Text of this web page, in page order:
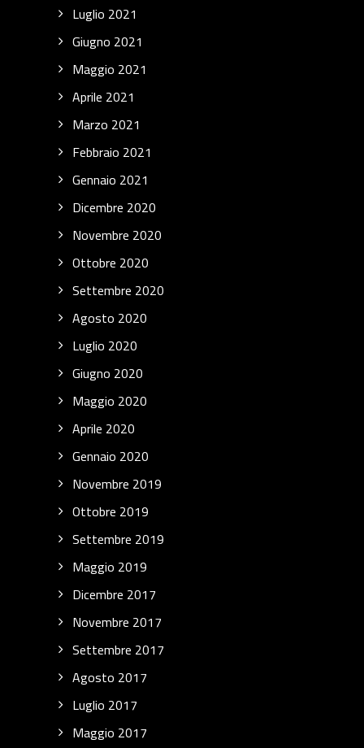
Luglio 2021
Giugno 2021
Maggio 2021
Aprile 2021
Marzo 2021
Febbraio 2021
Gennaio 2021
Dicembre 2020
Novembre 2020
Ottobre 2020
Settembre 2020
Agosto 2020
Luglio 2020
Giugno 2020
Maggio 2020
Aprile 2020
Gennaio 2020
Novembre 2019
Ottobre 2019
Settembre 2019
Maggio 2019
Dicembre 2017
Novembre 2017
Settembre 2017
Agosto 2017
Luglio 2017
Maggio 2017